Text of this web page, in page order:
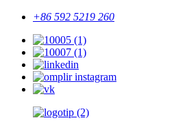
+86 592 5219 260